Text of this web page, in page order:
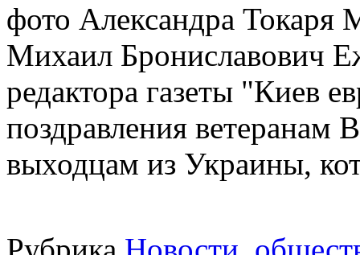
фото Александра
Михаил Брониславович
редактора газеты "Киев
поздравления ветеранам
выходцам из Украины,